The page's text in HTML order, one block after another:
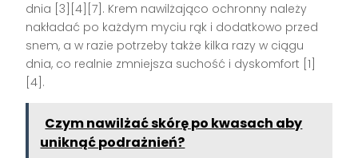
dnia [3][4][7]. Krem nawilżająco ochronny należy
nakładać po każdym myciu rąk i dodatkowo przed
snem, a w razie potrzeby także kilka razy w ciągu
dnia, co realnie zmniejsza suchość i dyskomfort [1]
[4].
Czym nawilżać skórę po kwasach aby
uniknąć podrażnień?